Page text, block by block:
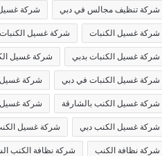
شركة تنظيف مجالس في دبي شركة
شركة غسيل الكنبات شركة غسيل
شركة غسيل الكنبات بدبي شركة غسيل
شركة غسيل الكنبات في دبي شركة غسيل
شركة غسيل الكنب بالشارقة شركة غسيل
شركة غسيل الكنب دبي شركة غسيل
شركة نظافة الكنب شركة نظافة الكنب